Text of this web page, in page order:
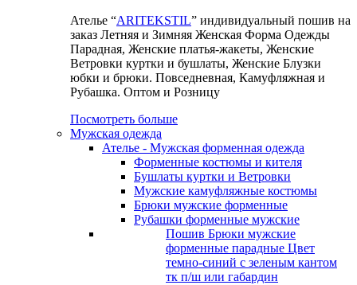
Ателье “ARITEKSTIL” индивидуальный пошив на
заказ Летняя и Зимняя Женская Форма Одежды
Парадная, Женские платья-жакеты, Женские
Ветровки куртки и бушлаты, Женские Блузки
юбки и брюки. Повседневная, Камуфляжная и
Рубашка. Оптом и Розницу
Посмотреть больше
Мужская одежда
Ателье - Мужская форменная одежда
Форменные костюмы и кителя
Бушлаты куртки и Ветровки
Мужские камуфляжные костюмы
Брюки мужские форменные
Рубашки форменные мужские
Пошив Брюки мужские
форменные парадные Цвет
темно-синий с зеленым кантом
тк п/ш или габардин